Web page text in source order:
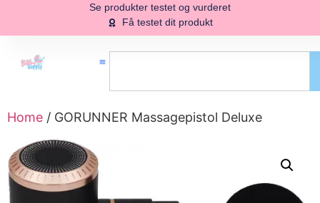
Se produkter testet og vurderet
Få testet dit produkt
Home / GORUNNER Massagepistol Deluxe